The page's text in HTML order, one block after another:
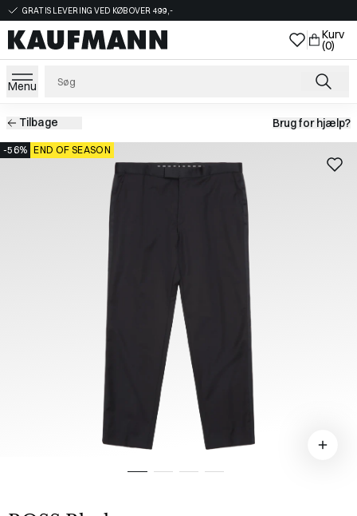
GRATIS LEVERING VED KØB OVER 499,-
Kurv
(0)
Menu
Tilbage Brug for hjælp?
-56% END OF SEASON